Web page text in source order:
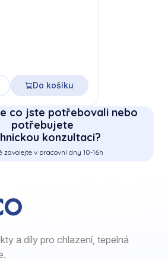
Do košíku
co jste potřebovali nebo
potřebujete
konzultaci?
zavolejte v pracovní dny 10-16h
a díly pro chlazení, tepelná